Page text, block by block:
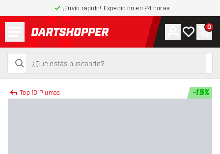
¡Envío rápido! Expedición en 24 horas
volver a la página de inicio
buscar
buscar
Cuenta
Mi lista de
0
Top 10 Plumas -15%